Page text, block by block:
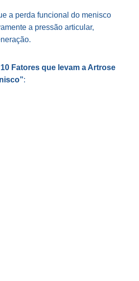
a perda funcional do menisco
a pressão articular,
Fatores que levam a Artrose
: